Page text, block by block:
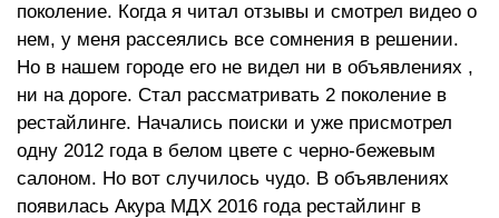
поколение. Когда я читал отзывы и смотрел видео о
нем, у меня рассеялись все сомнения в решении.
Но в нашем городе его не видел ни в объявлениях ,
ни на дороге. Стал рассматривать 2 поколение в
рестайлинге. Начались поиски и уже присмотрел
одну 2012 года в белом цвете с черно-бежевым
салоном. Но вот случилось чудо. В объявлениях
появилась Акура МДХ 2016 года рестайлинг в